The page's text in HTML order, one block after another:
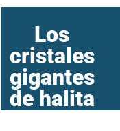
Los
cristales
gigantes
de halita